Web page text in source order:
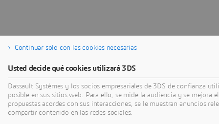
Continuar solo con las cookies necesarias
Usted decide qué cookies utilizará 3DS
Dassault Systèmes y los socios empresariales de 3DS de confianza
posible en sus sitios web. Para ello, se mide la audiencia y se mejora
propuestas acordes con sus interacciones, se le muestran anuncios
compartir contenido en las redes sociales.